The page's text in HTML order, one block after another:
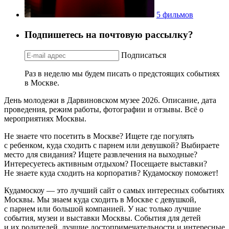
5 фильмов
Подпишетесь на почтовую рассылку?
Подписаться
Раз в неделю мы будем писать о предстоящих событиях
в Москве.
День молодежи в Дарвиновском музее 2026. Описание, дата
проведения, режим работы, фотографии и отзывы. Всё о
мероприятиях Москвы.
Не знаете что посетить в Москве? Ищете где погулять
с ребенком, куда сходить с парнем или девушкой? Выбираете
место для свидания? Ищете развлечения на выходные?
Интересуетесь активным отдыхом? Посещаете выставки?
Не знаете куда сходить на корпоратив? Кудамоскоу поможет!
Кудамоскоу — это лучший сайт о самых интересных событиях
Москвы. Мы знаем куда сходить в Москве с девушкой,
с парнем или большой компанией. У нас только лучшие
события, музеи и выставки Москвы. События для детей
и их родителей, лучшие достопримечательности и интересные